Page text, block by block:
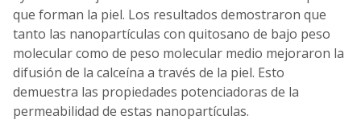
que forman la piel. Los resultados demostraron que
tanto las nanopartículas con quitosano de bajo peso
molecular como de peso molecular medio mejoraron la
difusión de la calceína a través de la piel. Esto
demuestra las propiedades potenciadoras de la
permeabilidad de estas nanopartículas.